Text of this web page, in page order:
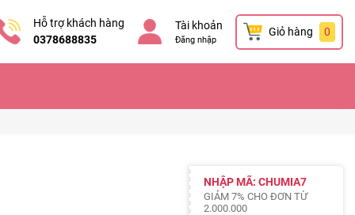
Hỗ trợ khách hàng
0378688835
Tài khoản
Đăng nhập
Giỏ hàng 0
NHẬP MÃ: CHUMIA7
GIẢM 7% CHO ĐƠN TỪ
2.000.000